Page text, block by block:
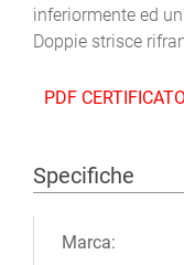
inferiormente ed
Doppie strisce
PDF CERTIFICATO
Specifiche
Marca: